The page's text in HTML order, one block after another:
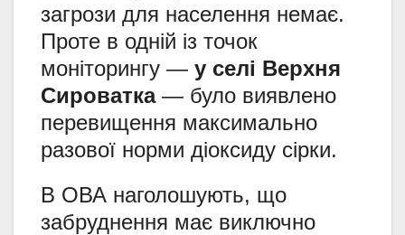
загрози для населення немає.
Проте в одній із точок
моніторингу — у селі Верхня
Сироватка— було виявлено
перевищення максимально
разової норми діоксиду сірки.
В ОВА наголошують, що
забруднення має виключно